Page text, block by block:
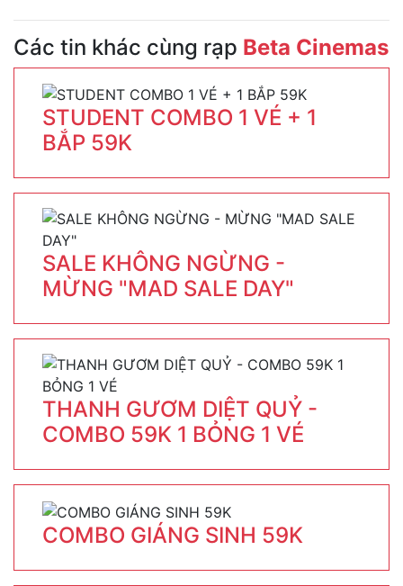
Các tin khác cùng rạp Beta Cinemas
STUDENT COMBO 1 VÉ + 1
BẮP 59K
SALE KHÔNG NGỪNG -
MỪNG "MAD SALE DAY"
THANH GƯƠM DIỆT QUỶ -
COMBO 59K 1 BỎNG 1 VÉ
COMBO GIÁNG SINH 59K